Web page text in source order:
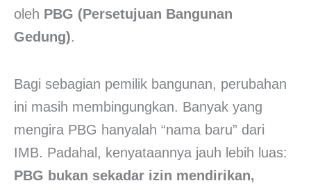
oleh PBG (Persetujuan Bangunan
Gedung).
Bagi sebagian pemilik bangunan, perubahan
ini masih membingungkan. Banyak yang
mengira PBG hanyalah “nama baru” dari
IMB. Padahal, kenyataannya jauh lebih luas:
PBG bukan sekadar izin mendirikan,